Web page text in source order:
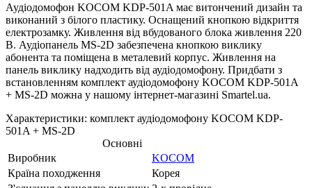
Аудіодомофон KOCOM KDP-501A має витончений дизайн та
виконаний з білого пластику. Оснащений кнопкою відкриття
електрозамку. Живлення від вбудованого блока живлення 220
В. Аудіопанель MS-2D забезпечена кнопкою виклику
абонента та поміщена в металевий корпус. Живлення на
панель виклику надходить від аудіодомофону. Придбати з
встановленням комплект аудіодомофону KOCOM KDP-501A
+ MS-2D можна у нашому інтернет-магазині Smartel.ua.
Характеристики: комплект аудіодомофону KOCOM KDP-
501A + MS-2D
Основні
Виробник
KOCOM
Країна походження
Корея